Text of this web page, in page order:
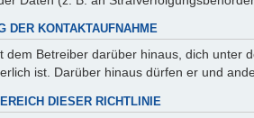
DER KONTAKTAUFNAHME
dem Betreiber darüber hinaus, dich unter
ist. Darüber hinaus dürfen er und
DIESER RICHTLINIE